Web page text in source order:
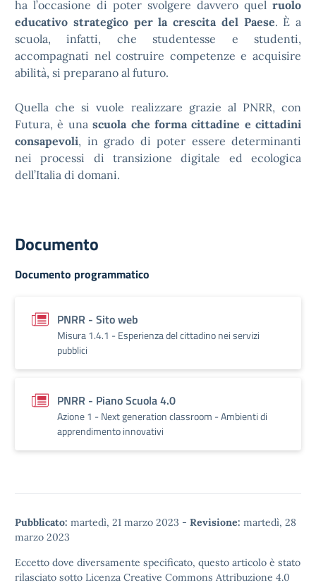
ha l’occasione di poter svolgere davvero quel ruolo
educativo strategico per la crescita del Paese. È a
scuola, infatti, che studentesse e studenti,
accompagnati nel costruire competenze e acquisire
abilità, si preparano al futuro.
Quella che si vuole realizzare grazie al PNRR, con
Futura, è unascuola che forma cittadine e cittadini
consapevoli, in grado di poter essere determinanti
nei processi di transizione digitale ed ecologica
dell’Italia di domani.
Documento
Documento programmatico
PNRR - Sito web
Misura 1.4.1 - Esperienza del cittadino nei servizi
pubblici
PNRR - Piano Scuola 4.0
Azione 1 - Next generation classroom - Ambienti di
apprendimento innovativi
Pubblicato: martedì, 21 marzo 2023 - Revisione: martedì, 28
marzo 2023
Eccetto dove diversamente specificato, questo articolo è stato
rilasciato sotto Licenza Creative Commons Attribuzione 4.0